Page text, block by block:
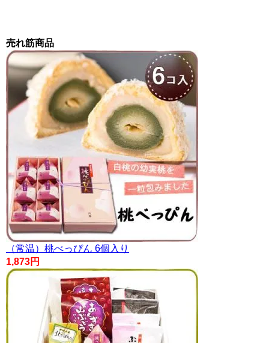
売れ筋商品
（常温）桃べっぴん 6個入り
1,873円